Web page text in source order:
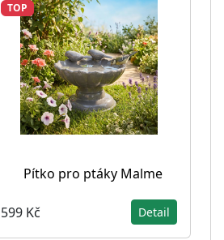
TOP
Pítko pro ptáky Malme
599 Kč Detail